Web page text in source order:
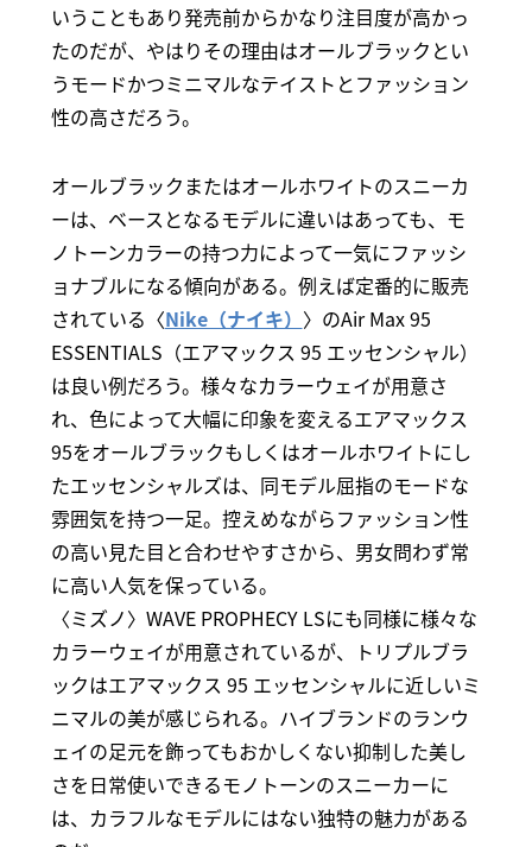
いうこともあり発売前からかなり注目度が高かっ
たのだが、やはりその理由はオールブラックとい
うモードかつミニマルなテイストとファッション
性の高さだろう。
オールブラックまたはオールホワイトのスニーカ
ーは、ベースとなるモデルに違いはあっても、モ
ノトーンカラーの持つ力によって一気にファッシ
ョナブルになる傾向がある。例えば定番的に販売
されている〈Nike（ナイキ） 〉のAir Max 95
ESSENTIALS（エアマックス 95 エッセンシャル）
は良い例だろう。様々なカラーウェイが用意さ
れ、色によって大幅に印象を変えるエアマックス
95をオールブラックもしくはオールホワイトにし
たエッセンシャルズは、同モデル屈指のモードな
雰囲気を持つ一足。控えめながらファッション性
の高い見た目と合わせやすさから、男女問わず常
に高い人気を保っている。
〈ミズノ〉WAVE PROPHECY LSにも同様に様々な
カラーウェイが用意されているが、トリプルブラ
ックはエアマックス 95 エッセンシャルに近しいミ
ニマルの美が感じられる。ハイブランドのランウ
ェイの足元を飾ってもおかしくない抑制した美し
さを日常使いできるモノトーンのスニーカーに
は、カラフルなモデルにはない独特の魅力がある